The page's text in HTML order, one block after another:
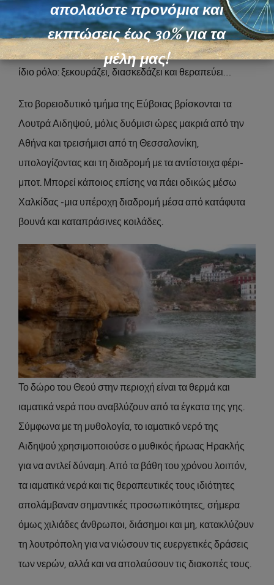
ιαματικές πηγές της, κατάλληλες για τη θεραπεία
πολλών παθήσεων. Από τα βάθη των αιώνων μέχρι
σήμερα, η λουτρόπολη της Εύβοιας παίζει πάντα τον
ίδιο ρόλο: ξεκουράζει, διασκεδάζει και θεραπεύει…
Στο βορειοδυτικό τμήμα της Εύβοιας βρίσκονται τα
Λουτρά Αιδηψού, μόλις δυόμισι ώρες μακριά από την
Αθήνα και τρεισήμισι από τη Θεσσαλονίκη,
υπολογίζοντας και τη διαδρομή με τα αντίστοιχα φέρι-
μποτ. Μπορεί κάποιος επίσης να πάει οδικώς μέσω
Χαλκίδας -μια υπέροχη διαδρομή μέσα από κατάφυτα
βουνά και καταπράσινες κοιλάδες.
Το δώρο του Θεού στην περιοχή είναι τα θερμά και
ιαματικά νερά που αναβλύζουν από τα έγκατα της γης.
Σύμφωνα με τη μυθολογία, το ιαματικό νερό της
Αιδηψού χρησιμοποιούσε ο μυθικός ήρωας Ηρακλής
για να αντλεί δύναμη. Από τα βάθη του χρόνου λοιπόν,
τα ιαματικά νερά και τις θεραπευτικές τους ιδιότητες
απολάμβαναν σημαντικές προσωπικότητες, σήμερα
όμως χιλιάδες άνθρωποι, διάσημοι και μη, κατακλύζουν
τη λουτρόπολη για να νιώσουν τις ευεργετικές δράσεις
των νερών, αλλά και να απολαύσουν τις διακοπές τους.
απολαύστε προνόμια και
εκπτώσεις έως 30% για τα
μέλη μας!